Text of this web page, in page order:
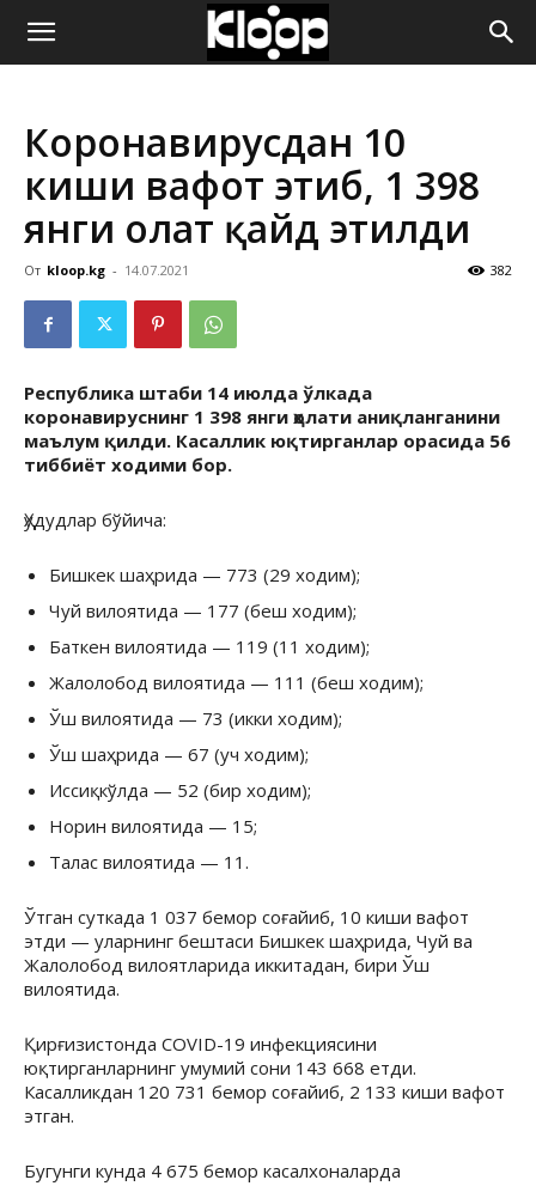
ҚИРҒИЗИСТОН
ЯНГИЛИКЛАРИ
Коронавирусдан 10
киши вафот этиб, 1 398
янги ҳолат қайд этилди
От kloop.kg - 14.07.2021 382
Республика штаби 14 июлда ўлкада
коронавируснинг 1 398 янги ҳолати аниқланганини
маълум қилди. Касаллик юқтирганлар орасида 56
тиббиёт ходими бор.
Ҳудудлар бўйича:
Бишкек шаҳрида — 773 (29 ходим);
Чуй вилоятида — 177 (беш ходим);
Баткен вилоятида — 119 (11 ходим);
Жалолобод вилоятида — 111 (беш ходим);
Ўш вилоятида — 73 (икки ходим);
Ўш шаҳрида — 67 (уч ходим);
Иссиқкўлда — 52 (бир ходим);
Норин вилоятида — 15;
Талас вилоятида — 11.
Ўтган суткада 1 037 бемор соғайиб, 10 киши вафот
этди — уларнинг бештаси Бишкек шаҳрида, Чуй ва
Жалолобод вилоятларида иккитадан, бири Ўш
вилоятида.
Қирғизистонда COVID-19 инфекциясини
юқтирганларнинг умумий сони 143 668 етди.
Касалликдан 120 731 бемор соғайиб, 2 133 киши вафот
этган.
Бугунги кунда 4 675 бемор касалхоналарда